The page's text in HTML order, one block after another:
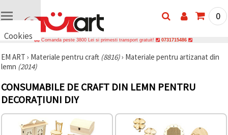
Cookies
vrem să vă
oferim
cookie -uri.
Cu toate
acestea, ele
de cele pe
cunoașteți,
0
Comanda peste 3800 Lei si primesti transport gratuit! 0731715486
EM ART › Materiale pentru craft (8816)› Materiale pentru artizanat din
lemn (2014)
CONSUMABILE DE CRAFT DIN LEMN PENTRU
DECORAȚIUNI DIY